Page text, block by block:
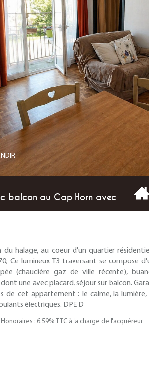
balcon au Cap Horn avec
halage, au coeur d'un quartier
Ce lumineux T3 traversant se compose
(chaudière gaz de ville récente),
une avec placard, séjour sur balcon.
de cet appartement : le calme, la lumière,
électriques. DPE D
Honoraires : 6.59% TTC à la charge de l'acquéreur